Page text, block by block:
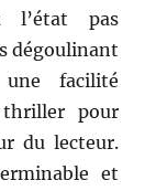
l’état pas
dégoulinant
facilité
pour
du lecteur.
et